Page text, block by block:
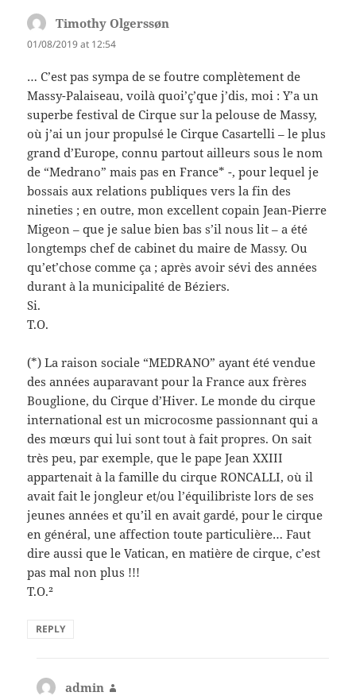
Timothy Olgerssøn
01/08/2019 at 12:54
… C’est pas sympa de se foutre complètement de
Massy-Palaiseau, voilà quoi’ç’que j’dis, moi : Y’a un
superbe festival de Cirque sur la pelouse de Massy,
où j’ai un jour propulsé le Cirque Casartelli – le plus
grand d’Europe, connu partout ailleurs sous le nom
de “Medrano” mais pas en France* -, pour lequel je
bossais aux relations publiques vers la fin des
nineties ; en outre, mon excellent copain Jean-Pierre
Migeon – que je salue bien bas s’il nous lit – a été
longtemps chef de cabinet du maire de Massy. Ou
qu’et’chose comme ça ; après avoir sévi des années
durant à la municipalité de Béziers.
Si.
T.O.
(*) La raison sociale “MEDRANO” ayant été vendue
des années auparavant pour la France aux frères
Bouglione, du Cirque d’Hiver. Le monde du cirque
international est un microcosme passionnant qui a
des mœurs qui lui sont tout à fait propres. On sait
très peu, par exemple, que le pape Jean XXIII
appartenait à la famille du cirque RONCALLI, où il
avait fait le jongleur et/ou l’équilibriste lors de ses
jeunes années et qu’il en avait gardé, pour le cirque
en général, une affection toute particulière… Faut
dire aussi que le Vatican, en matière de cirque, c’est
pas mal non plus !!!
T.O.²
REPLY
admin